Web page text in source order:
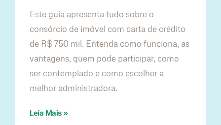
Este guia apresenta tudo sobre o
consórcio de imóvel com carta de crédito
de R$ 750 mil. Entenda como funciona, as
vantagens, quem pode participar, como
ser contemplado e como escolher a
melhor administradora.
Leia Mais »